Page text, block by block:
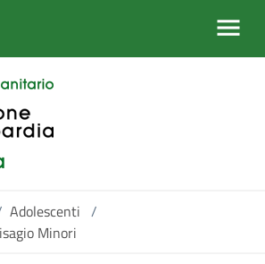
Adolescenti /
Minori